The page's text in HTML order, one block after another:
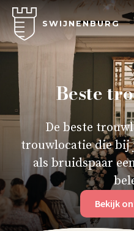
SWIJNENBURG
Beste
De beste
trouwlocatie die bij
als bruidspaar
Bekijk